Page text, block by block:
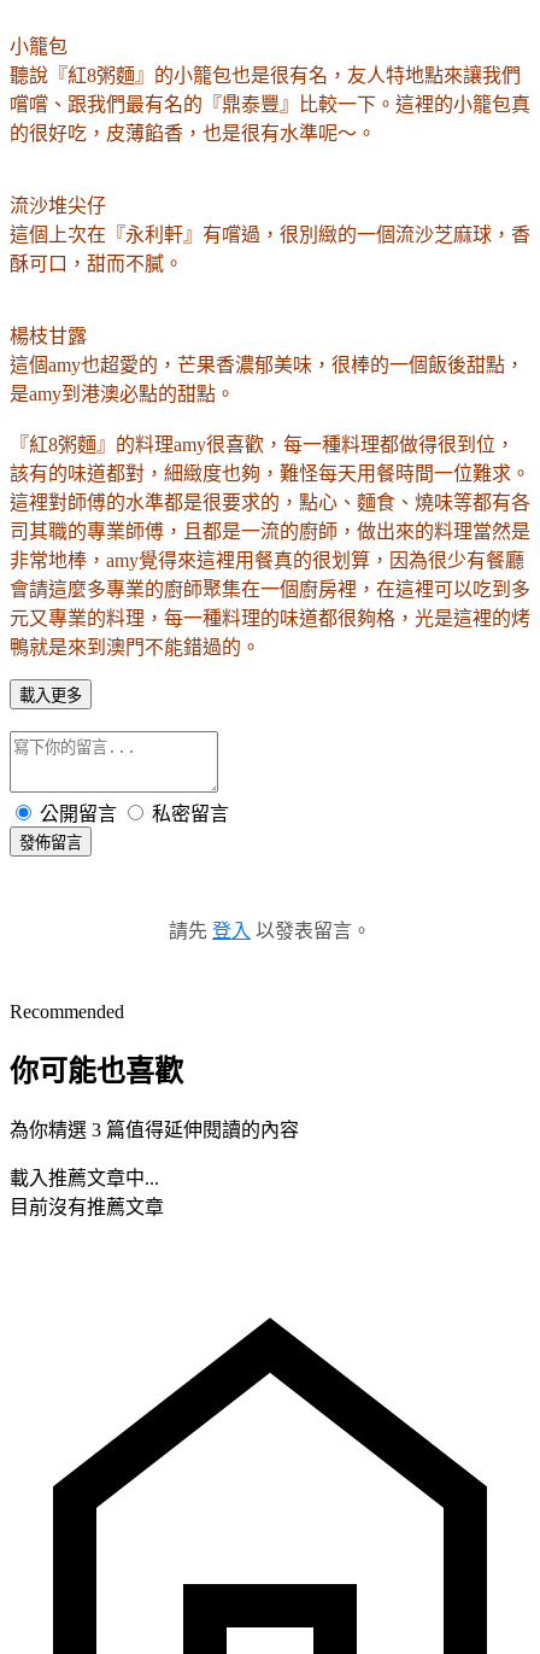
小籠包
聽說 『紅8粥麵』的小籠包也是很有名，友人特地點來讓我們
嚐嚐、跟我們最有名的 『鼎泰豐』比較一下。 這裡的小籠包真
的很好吃，皮薄餡香，也是很有水準呢～。
流沙堆尖仔
這個上次在 『永利軒』有嚐過，很別緻的一個流沙芝麻球，香
酥可口，甜而不膩。
楊枝甘露
這個amy也超愛的，芒果香濃郁美味，很棒的一個飯後甜點，
是amy到港澳必點的甜點。
『紅8粥麵』的料理amy很喜歡，每一種料理都做得很到位，
該有的味道都對，細緻度也夠，難怪每天用餐時間一位難求。
這裡對師傅的水準都是很要求的，點心、麵食、燒味等都有各
司其職的專業師傅，且都是一流的廚師，做出來的料理當然是
非常地棒，amy覺得來這裡用餐真的很划算，因為很少有餐廳
會請這麼多專業的廚師聚集在一個廚房裡，在這裡可以吃到多
元又專業的料理，每一種料理的味道都很夠格，光是這裡的烤
鴨就是來到澳門不能錯過的。
載入更多
公開留言 私密留言
發佈留言
請先 登入 以發表留言。
Recommended
你可能也喜歡
為你精選 3 篇值得延伸閱讀的內容
載入推薦文章中...
目前沒有推薦文章